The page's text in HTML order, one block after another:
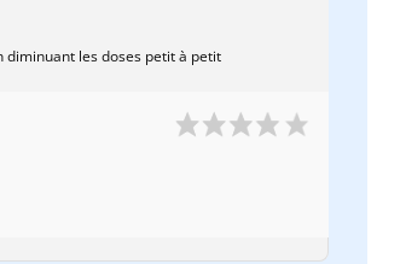
diminuant les doses petit à petit